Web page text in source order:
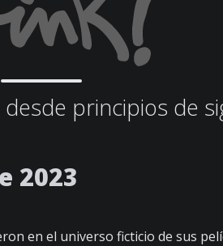
principios de
2023
en el universo ficticio de sus